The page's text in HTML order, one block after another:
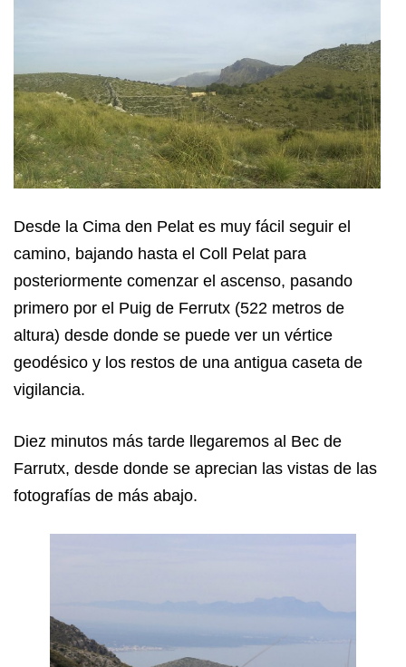
Desde la Cima den Pelat es muy fácil seguir el
camino, bajando hasta el Coll Pelat para
posteriormente comenzar el ascenso, pasando
primero por el Puig de Ferrutx (522 metros de
altura) desde donde se puede ver un vértice
geodésico y los restos de una antigua caseta de
vigilancia.
Diez minutos más tarde llegaremos al Bec de
Farrutx, desde donde se aprecian las vistas de las
fotografías de más abajo.